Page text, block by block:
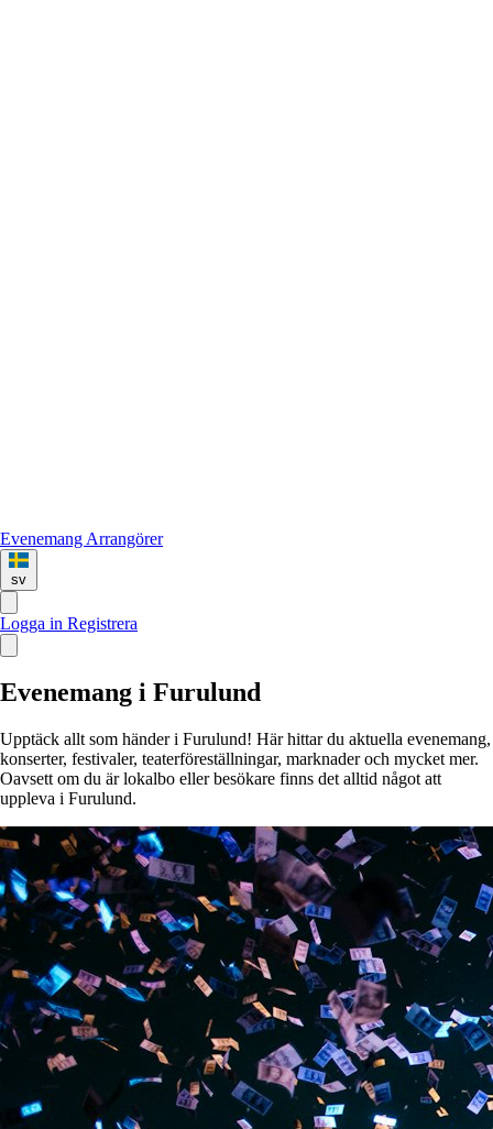
Evenemang Arrangörer
sv
Logga in Registrera
Evenemang i Furulund
Upptäck allt som händer i Furulund! Här hittar du aktuella evenemang,
konserter, festivaler, teaterföreställningar, marknader och mycket mer.
Oavsett om du är lokalbo eller besökare finns det alltid något att
uppleva i Furulund.